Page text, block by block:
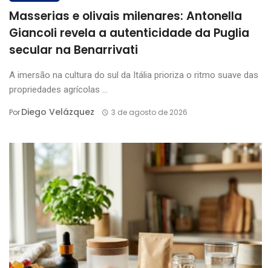
Masserias e olivais milenares: Antonella
Giancoli revela a autenticidade da Puglia
secular na Benarrivati
A imersão na cultura do sul da Itália prioriza o ritmo suave das
propriedades agrícolas ...
PorDiego Velázquez 3 de agosto de 2026